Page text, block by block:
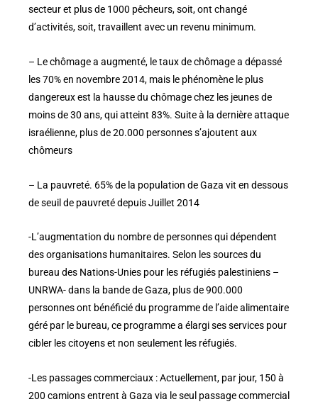
secteur et plus de 1000 pêcheurs, soit, ont changé
d’activités, soit, travaillent avec un revenu minimum.
– Le chômage a augmenté, le taux de chômage a dépassé
les 70% en novembre 2014, mais le phénomène le plus
dangereux est la hausse du chômage chez les jeunes de
moins de 30 ans, qui atteint 83%. Suite à la dernière attaque
israélienne, plus de 20.000 personnes s’ajoutent aux
chômeurs
– La pauvreté. 65% de la population de Gaza vit en dessous
de seuil de pauvreté depuis Juillet 2014
-L’augmentation du nombre de personnes qui dépendent
des organisations humanitaires. Selon les sources du
bureau des Nations-Unies pour les réfugiés palestiniens –
UNRWA- dans la bande de Gaza, plus de 900.000
personnes ont bénéficié du programme de l’aide alimentaire
géré par le bureau, ce programme a élargi ses services pour
cibler les citoyens et non seulement les réfugiés.
-Les passages commerciaux : Actuellement, par jour, 150 à
200 camions entrent à Gaza via le seul passage commercial